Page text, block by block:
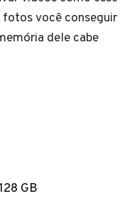
fotos você conseguir
dele cabe
GB